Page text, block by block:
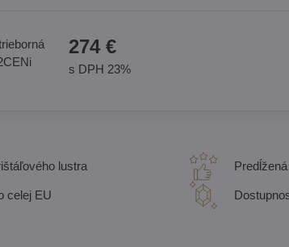
274 €
s DPH 23%
lustra
celej EU